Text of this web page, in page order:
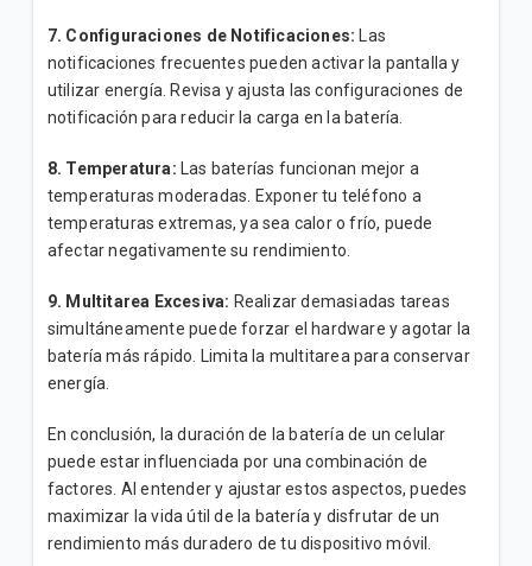
7. Configuraciones de Notificaciones: Las
notificaciones frecuentes pueden activar la pantalla y
utilizar energía. Revisa y ajusta las configuraciones de
notificación para reducir la carga en la batería.
8. Temperatura: Las baterías funcionan mejor a
temperaturas moderadas. Exponer tu teléfono a
temperaturas extremas, ya sea calor o frío, puede
afectar negativamente su rendimiento.
9. Multitarea Excesiva: Realizar demasiadas tareas
simultáneamente puede forzar el hardware y agotar la
batería más rápido. Limita la multitarea para conservar
energía.
En conclusión, la duración de la batería de un celular
puede estar influenciada por una combinación de
factores. Al entender y ajustar estos aspectos, puedes
maximizar la vida útil de la batería y disfrutar de un
rendimiento más duradero de tu dispositivo móvil.